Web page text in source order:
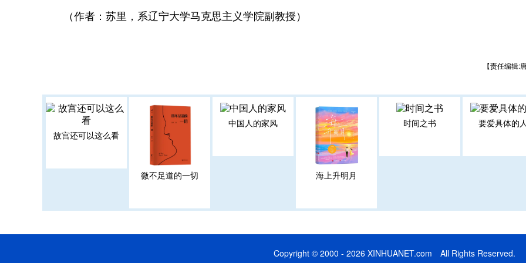
（作者：苏里，系辽宁大学马克思主义学院副教授）
【责任编辑:
故宫还可以这么看
微不足道的一切
中国人的家风
海上升明月
时间之书 要爱具体的人
Copyright © 2000 - 2026 XINHUANET.com All Rights Reserved.